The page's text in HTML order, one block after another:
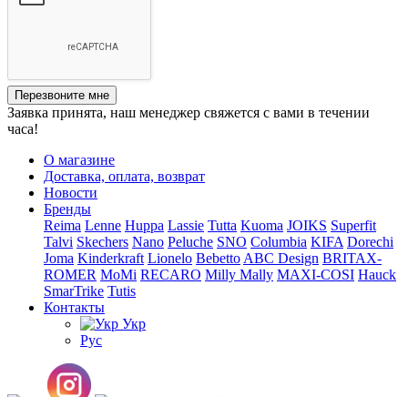
Перезвоните мне
Заявка принята, наш менеджер свяжется с вами в течении
часа!
О магазине
Доставка, оплата, возврат
Новости
Бренды
Reima Lenne Huppa Lassie Tutta Kuoma JOIKS Superfit
Talvi Skechers Nano Peluche SNO Columbia KIFA Dorechi
Joma Kinderkraft Lionelo Bebetto ABC Design BRITAX-
ROMER MoMi RECARO Milly Mally MAXI-COSI Hauck
SmarTrike Tutis
Контакты
Укр
Рус